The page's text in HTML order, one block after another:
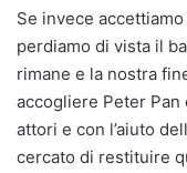
Se invece
perdiamo di vista il
rimane e la nostra
accogliere Peter Pan
attori e con l’aiuto
cercato di restituire